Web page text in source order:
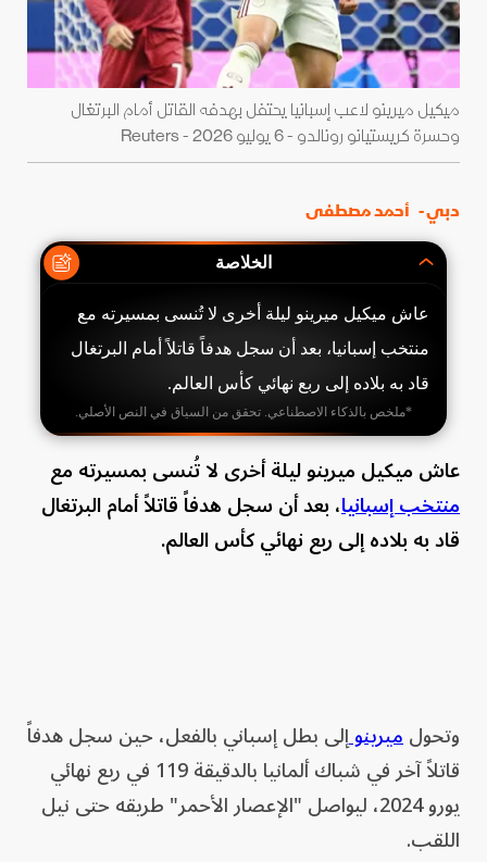
ميكيل ميرينو لاعب إسبانيا يحتفل بهدفه القاتل أمام البرتغال
وحسرة كريستيانو رونالدو - 6 يوليو 2026 - Reuters
دبي - أحمد مصطفى
الخلاصة
عاش ميكيل ميرينو ليلة أخرى لا تُنسى بمسيرته مع
منتخب إسبانيا، بعد أن سجل هدفاً قاتلاً أمام البرتغال
قاد به بلاده إلى ربع نهائي كأس العالم.
*ملخص بالذكاء الاصطناعي. تحقق من السياق في النص الأصلي.
عاش ميكيل ميرينو ليلة أخرى لا تُنسى بمسيرته مع
منتخب إسبانيا، بعد أن سجل هدفاً قاتلاً أمام البرتغال
قاد به بلاده إلى ربع نهائي كأس العالم.
وتحولميرينوإلى بطل إسباني بالفعل، حين سجل هدفاً
قاتلاً آخر في شباك ألمانيا بالدقيقة 119 في ربع نهائي
يورو 2024، ليواصل "الإعصار الأحمر" طريقه حتى نيل
اللقب.